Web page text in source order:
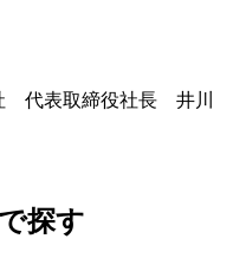
代表取締役社長 井川
探す